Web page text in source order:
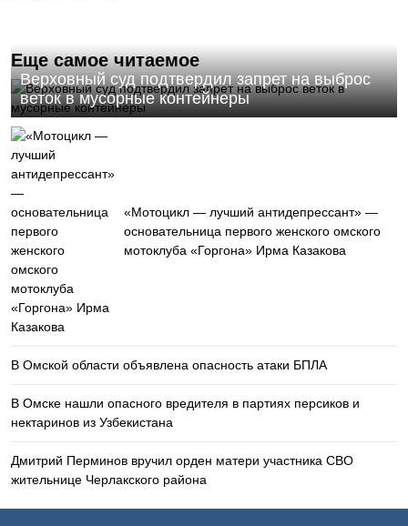
Еще самое читаемое
Верховный суд подтвердил запрет на выброс
веток в мусорные контейнеры
«Мотоцикл — лучший антидепрессант» —
основательница первого женского омского
мотоклуба «Горгона» Ирма Казакова
В Омской области объявлена опасность атаки БПЛА
В Омске нашли опасного вредителя в партиях персиков и
нектаринов из Узбекистана
Дмитрий Перминов вручил орден матери участника СВО
жительнице Черлакского района